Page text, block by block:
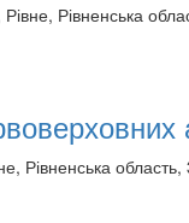
Рівненська
Рівненська